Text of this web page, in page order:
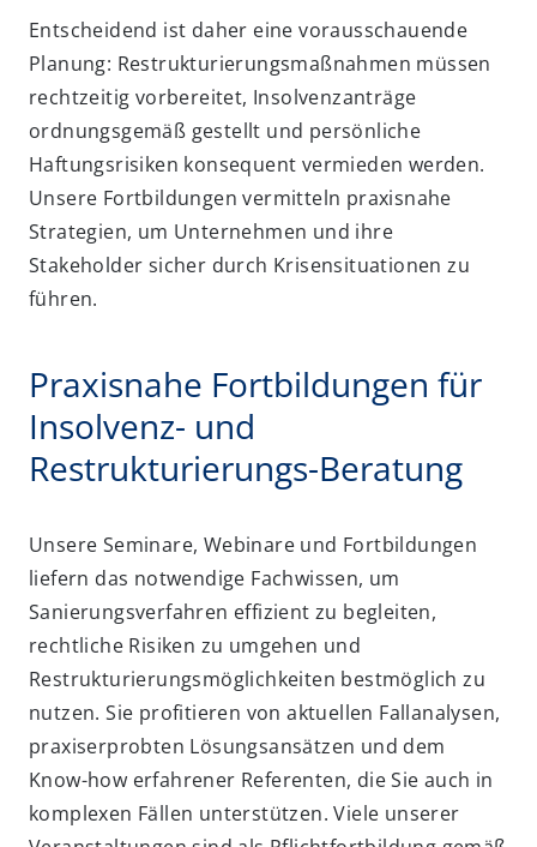
Entscheidend ist daher eine vorausschauende
Planung: Restrukturierungsmaßnahmen müssen
rechtzeitig vorbereitet, Insolvenzanträge
ordnungsgemäß gestellt und persönliche
Haftungsrisiken konsequent vermieden werden.
Unsere Fortbildungen vermitteln praxisnahe
Strategien, um Unternehmen und ihre
Stakeholder sicher durch Krisensituationen zu
führen.
Praxisnahe Fortbildungen für
Insolvenz- und
Restrukturierungs-Beratung
Unsere Seminare, Webinare und Fortbildungen
liefern das notwendige Fachwissen, um
Sanierungsverfahren effizient zu begleiten,
rechtliche Risiken zu umgehen und
Restrukturierungsmöglichkeiten bestmöglich zu
nutzen. Sie profitieren von aktuellen Fallanalysen,
praxiserprobten Lösungsansätzen und dem
Know-how erfahrener Referenten, die Sie auch in
komplexen Fällen unterstützen. Viele unserer